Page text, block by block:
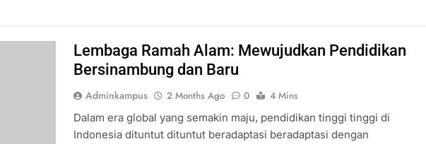
Lembaga Ramah Alam: Mewujudkan Pendidikan
Bersinambung dan Baru
Adminkampus 2 Months Ago 0
4 Mins
Dalam era global yang semakin maju, pendidikan tinggi tinggi di
Indonesia dituntut dituntut beradaptasi beradaptasi dengan